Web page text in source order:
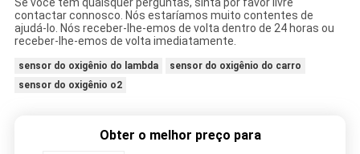
Se você tem quaisquer perguntas, sinta por favor livre
contactar connosco. Nós estaríamos muito contentes de
ajudá-lo. Nós receber-lhe-emos de volta dentro de 24 horas ou
receber-lhe-emos de volta imediatamente.
sensor do oxigênio do lambda
sensor do oxigênio do carro
sensor do oxigênio o2
Obter o melhor preço para